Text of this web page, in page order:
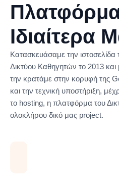
Ιδιαίτερα
Κατασκευάσαμε την ιστοσελίδα
Δικτύου Καθηγητών το 2013 και
την κρατάμε στην κορυφή της
και την τεχνική υποστήριξη,
το hosting, η πλατφόρμα του
ολοκλήρου δικό μας project.